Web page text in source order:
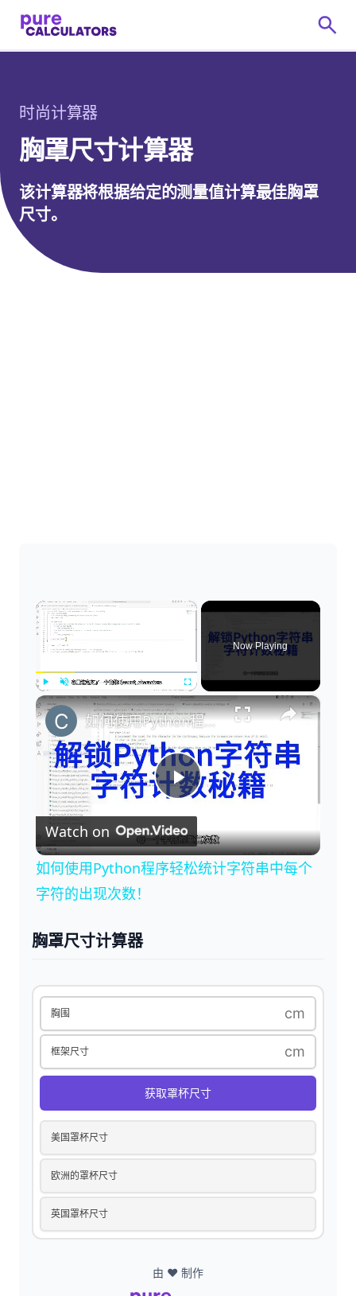
时尚计算器
胸罩尺寸计算器
该计算器将根据给定的测量值计算最佳胸罩
尺寸。
×
Play Unmute Fullscreen
Now Playing
×
P
l
V
i
d
如何使用Python程序轻松统计字符串中每个字符的出现次数！
Watch on
如何使用Python程序轻松统计字符串中每个
字符的出现次数！
胸罩尺寸计算器
胸围 cm
框架尺寸 cm
获取罩杯尺寸
美国罩杯尺寸
欧洲的罩杯尺寸
英国罩杯尺寸
由 ❤️ 制作